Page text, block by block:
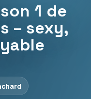
1 de
– sexy,